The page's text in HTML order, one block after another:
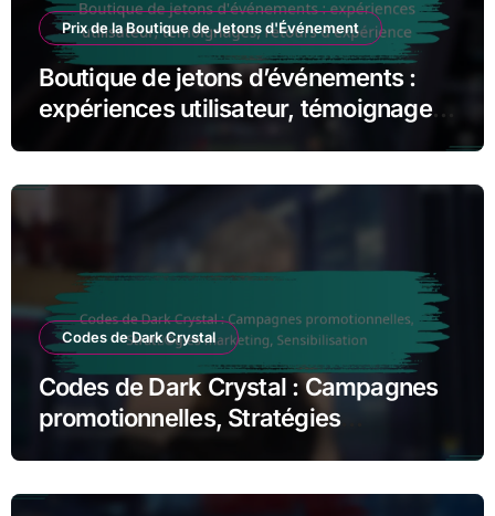
Prix de la Boutique de Jetons d'Événement
Boutique de jetons d’événements :
expériences utilisateur, témoignages,
Codes de Dark Crystal
Codes de Dark Crystal : Campagnes
promotionnelles, Stratégies
marketing, Sensibilisation